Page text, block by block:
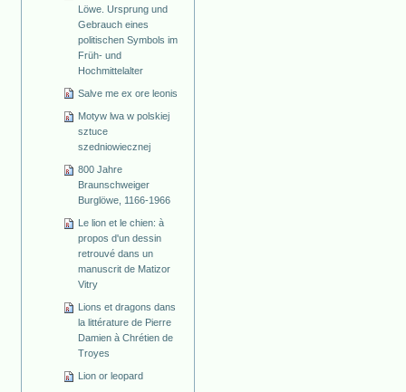
Löwe. Ursprung und
Gebrauch eines
politischen Symbols im
Früh- und
Hochmittelalter
Salve me ex ore leonis
Motyw lwa w polskiej
sztuce
szedniowiecznej
800 Jahre
Braunschweiger
Burglöwe, 1166-1966
Le lion et le chien: à
propos d'un dessin
retrouvé dans un
manuscrit de Matizor
Vitry
Lions et dragons dans
la littérature de Pierre
Damien à Chrétien de
Troyes
Lion or leopard